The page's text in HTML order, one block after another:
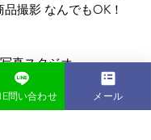
撮影 なんでもOK！
真スタジオ
タンタン
問い合わせ メール